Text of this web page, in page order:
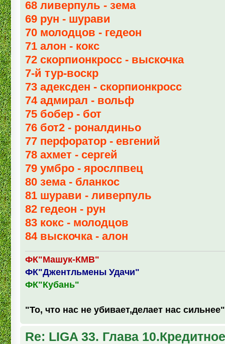
68 ливерпуль - зема
69 рун - шурави
70 молодцов - гедеон
71 алон - кокс
72 скорпионкросс - выскочка
7-й тур-воскр
73 адексден - скорпионкросс
74 адмирал - вольф
75 бобер - бот
76 бот2 - роналдиньо
77 перфоратор - евгений
78 ахмет - сергей
79 умбро - ярослпвец
80 зема - бланкос
81 шурави - ливерпуль
82 гедеон - рун
83 кокс - молодцов
84 выскочка - алон
ФК"Машук-КМВ"
ФК"Джентльмены Удачи"
ФК"Кубань"
"То, что нас не убивает,делает нас сильнее"
Re: LIGA 33. Глава